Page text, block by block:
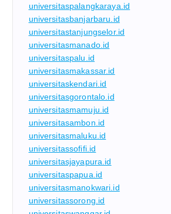
universitaspalangkaraya.id
universitasbanjarbaru.id
universitastanjungselor.id
universitasmanado.id
universitaspalu.id
universitasmakassar.id
universitaskendari.id
universitasgorontalo.id
universitasmamuju.id
universitasambon.id
universitasmaluku.id
universitassofifi.id
universitasjayapura.id
universitaspapua.id
universitasmanokwari.id
universitassorong.id